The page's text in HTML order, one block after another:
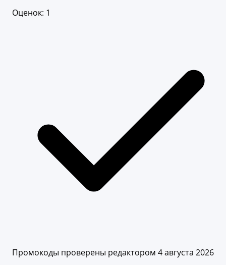
Оценок: 1
Промокоды проверены редактором 4 августа 2026